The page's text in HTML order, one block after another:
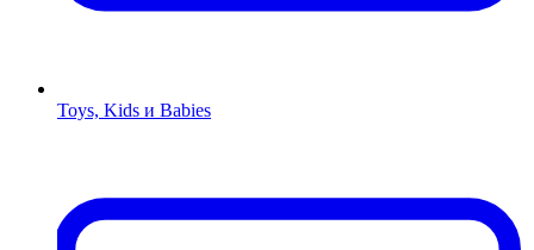
Toys, Kids и Babies